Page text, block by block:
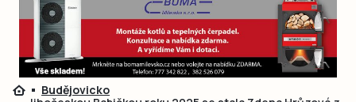
Obnovit heslo
Přihlásit se
Přihlásit se přes Facebook
Inspirace
Čtenáři píší
Speciální přílohy
Budějovicko